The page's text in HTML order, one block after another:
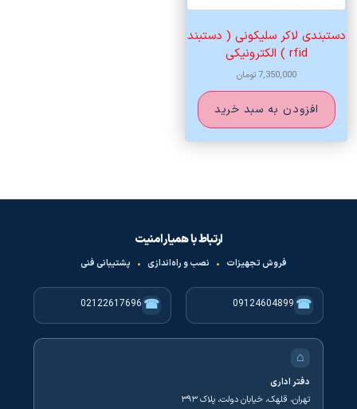
دستبندی لاکر سلیکونی ( دستبند
rfid ) الکترونیکی
7,350,000تومان
افزودن به سبد خرید
ارتباط با همیار امنیت
فروش تجهیزات • نصب و راه‌اندازی • پشتیبانی فنی
☎
09124604899
☎
02122617696
⌂
دفتر اداری
تهران، قلهک، خیابان دولت، پلاک ۳۹۳